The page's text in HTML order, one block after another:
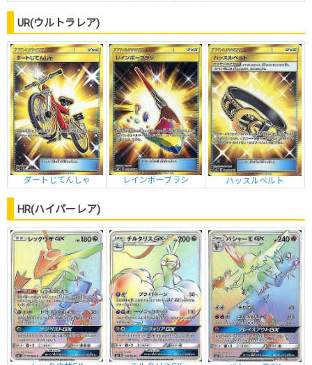
UR(ウルトラレア)
ダートじてんしゃ レインボーブラシ ハッスルベルト
HR(ハイパーレア)